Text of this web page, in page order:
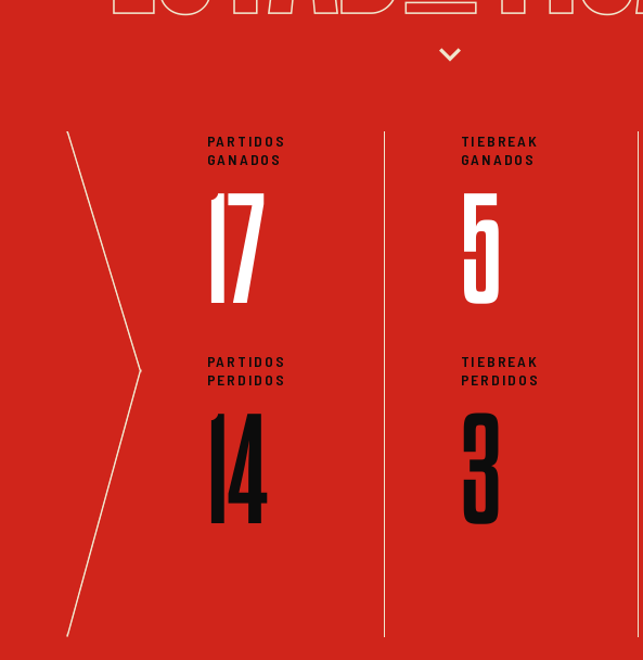
expand_more
PARTIDOS
GANADOS
17
PARTIDOS
PERDIDOS
14
TIEBREAK
GANADOS
5
TIEBREAK
PERDIDOS
3